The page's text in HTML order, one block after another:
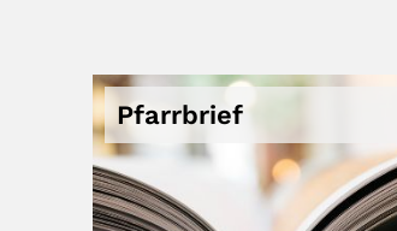
Pfarrbrief